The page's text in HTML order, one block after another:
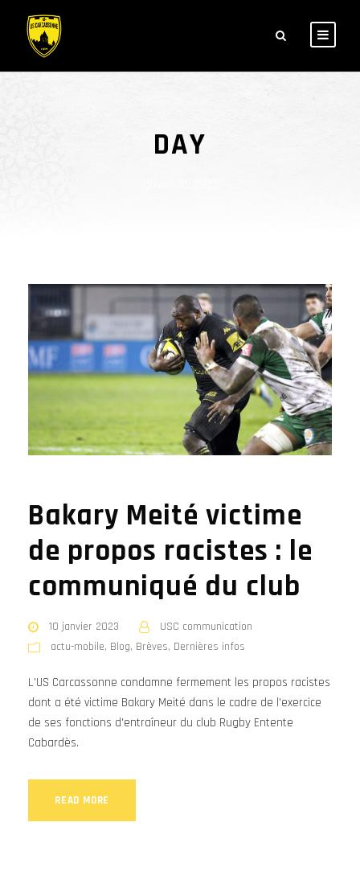
DAY
Bakary Meité victime
de propos racistes : le
communiqué du club
10 janvier 2023
USC communication
actu-mobile, Blog, Brèves, Dernières infos
L'US Carcassonne condamne fermement les propos racistes
dont a été victime Bakary Meité dans le cadre de l'exercice
de ses fonctions d'entraîneur du club Rugby Entente
Cabardès.
READ MORE